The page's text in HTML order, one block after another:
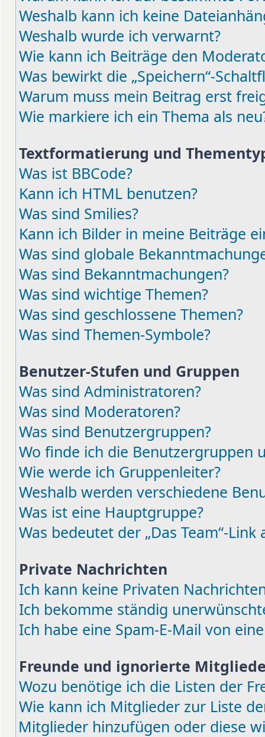
Weshalb kann ich keine
Weshalb wurde ich verwarnt?
Wie kann ich Beiträge den
Was bewirkt die „Speichern“-
Warum muss mein Beitrag erst
Wie markiere ich ein Thema als
Textformatierung und
Was ist BBCode?
Kann ich HTML benutzen?
Was sind Smilies?
Kann ich Bilder in meine Beiträge
Was sind globale
Was sind Bekanntmachungen?
Was sind wichtige Themen?
Was sind geschlossene Themen?
Was sind Themen-Symbole?
Benutzer-Stufen und Gruppen
Was sind Administratoren?
Was sind Moderatoren?
Was sind Benutzergruppen?
Wo finde ich die Benutzergruppen
Wie werde ich Gruppenleiter?
Weshalb werden verschiedene
Was ist eine Hauptgruppe?
Was bedeutet der „Das Team“-
Private Nachrichten
Ich kann keine Privaten
Ich bekomme ständig
Ich habe eine Spam-E-Mail von
Freunde und ignorierte
Wozu benötige ich die Listen der
Wie kann ich Mitglieder zur Liste
Mitglieder hinzufügen oder diese